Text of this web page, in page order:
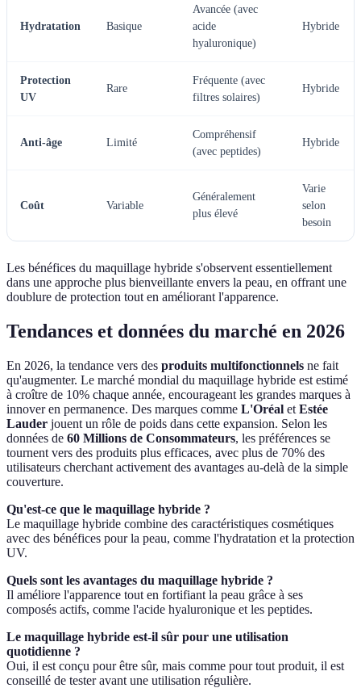
Hydratation Basique
Avancée (avec
acide
hyaluronique)
Hybride
Protection
UV
Rare
Fréquente (avec
filtres solaires)
Hybride
Anti-âge Limité
Compréhensif
(avec peptides)
Hybride
Coût Variable
Généralement
plus élevé
Varie
selon
besoin
Les bénéfices du maquillage hybride s'observent essentiellement
dans une approche plus bienveillante envers la peau, en offrant une
doublure de protection tout en améliorant l'apparence.
Tendances et données du marché en 2026
En 2026, la tendance vers des produits multifonctionnels ne fait
qu'augmenter. Le marché mondial du maquillage hybride est estimé
à croître de 10% chaque année, encourageant les grandes marques à
innover en permanence. Des marques comme L'Oréal et Estée
Lauder jouent un rôle de poids dans cette expansion. Selon les
données de 60 Millions de Consommateurs, les préférences se
tournent vers des produits plus efficaces, avec plus de 70% des
utilisateurs cherchant activement des avantages au-delà de la simple
couverture.
Qu'est-ce que le maquillage hybride ?
Le maquillage hybride combine des caractéristiques cosmétiques
avec des bénéfices pour la peau, comme l'hydratation et la protection
UV.
Quels sont les avantages du maquillage hybride ?
Il améliore l'apparence tout en fortifiant la peau grâce à ses
composés actifs, comme l'acide hyaluronique et les peptides.
Le maquillage hybride est-il sûr pour une utilisation
quotidienne ?
Oui, il est conçu pour être sûr, mais comme pour tout produit, il est
conseillé de tester avant une utilisation régulière.